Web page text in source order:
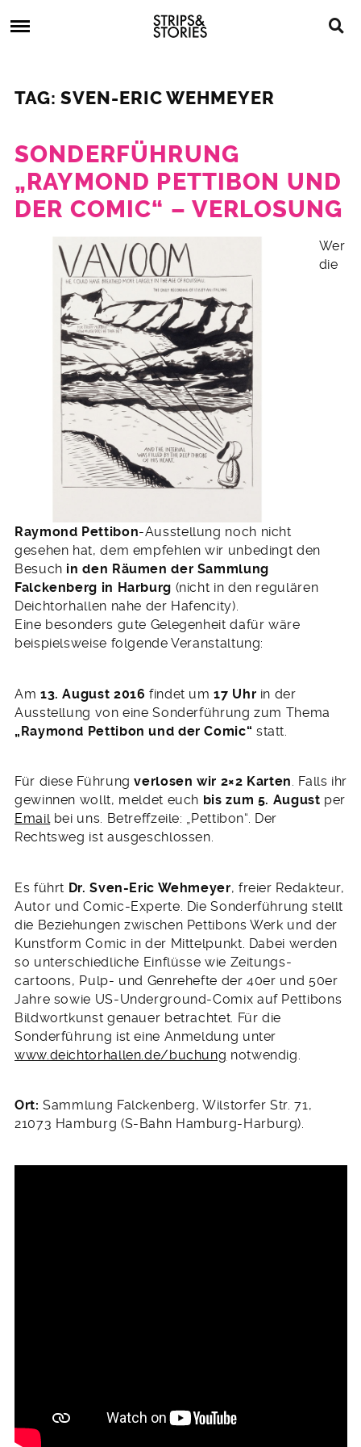
to
Strips
&
Stories
Comics,
TAG: SVEN-ERIC WEHMEYER
SONDERFÜHRUNG
„RAYMOND PETTIBON UND
DER COMIC“ – VERLOSUNG
Wer
die
Raymond Pettibon-Ausstellung noch nicht
gesehen hat, dem empfehlen wir unbedingt den
Besuch in den Räumen der Sammlung
Falckenberg in Harburg (nicht in den regulären
Deichtorhallen nahe der Hafencity).
Eine besonders gute Gelegenheit dafür wäre
beispielsweise folgende Veranstaltung:
Am 13. August 2016 findet um17 Uhr in der
Ausstellung von eine Sonderführung zum Thema
„Raymond Pettibon und der Comic“ statt.
Für diese Führungverlosen wir 2×2 Karten. Falls ihr
gewinnen wollt, meldet euch bis zum 5. August per
Emailbei uns. Betreffzeile: „Pettibon“. Der
Rechtsweg ist ausgeschlossen.
Es führt Dr. Sven-Eric Wehmeyer, freier Redakteur,
Autor und Comic-Experte. Die Sonderführung stellt
die Beziehungen zwischen Pettibons Werk und der
Kunstform Comic in der Mittelpunkt. Dabei werden
so unterschiedliche Einflüsse wie Zeitungs-
cartoons, Pulp- und Genrehefte der 40er und 50er
Jahre sowie US-Underground-Comix auf Pettibons
Bildwortkunst genauer betrachtet. Für die
Sonderführung ist eine Anmeldung unter
www.deichtorhallen.de/buchung notwendig.
Ort: Sammlung Falckenberg, Wilstorfer Str. 71,
21073 Hamburg (S-Bahn Hamburg-Harburg).